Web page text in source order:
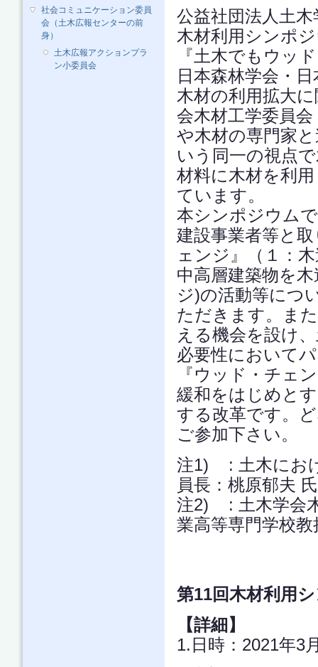
社会コミュニケーション委員
会（土木広報センターの前
身）
土木広報アクションプラ
ン小委員会
公益社団法人土
木材利用シンポ
『土木でもウッ
日本森林学会・
木材の利用拡大
会木材工学委員
や木材の専門家
いう同一の視点
材料に木材を利
ています。
本シンポジウム
建設事業者等と
ェンジ』（１：
中高層建築物を
ジ)の活動等につ
ただきます。ま
える機会を設け
必要性において
『ウッド・チェ
緩和をはじめと
する改革です。
ご参加下さい。
注1) : 土木にお
員長：桃原郁夫
注2) : 土木学会
業高等専門学校教
第11回木材利用
【詳細】
1.日時：2021年3